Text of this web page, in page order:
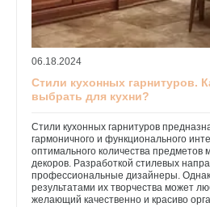
06.18.2024
Стили кухонных гарнитуров.
выбрать для кухни?
Стили кухонных гарнитуров
гармоничного и функционального
оптимального количества предметов
декоров. Разработкой стилевых
профессиональные дизайнеры.
результатами их творчества может
желающий качественно и красиво